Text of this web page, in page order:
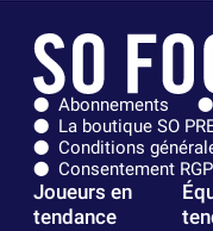
Abonnements
La boutique SO
Conditions
Consentement
Joueurs en
tendance